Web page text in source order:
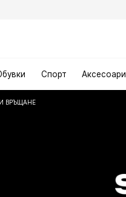
Спорт Аксесоари
ВРЪЩАНЕ